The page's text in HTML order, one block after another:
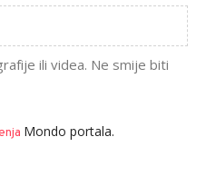
ili videa. Ne smije biti
Mondo portala.